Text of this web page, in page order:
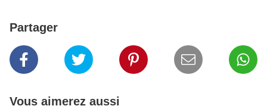
Partager
Vous aimerez aussi